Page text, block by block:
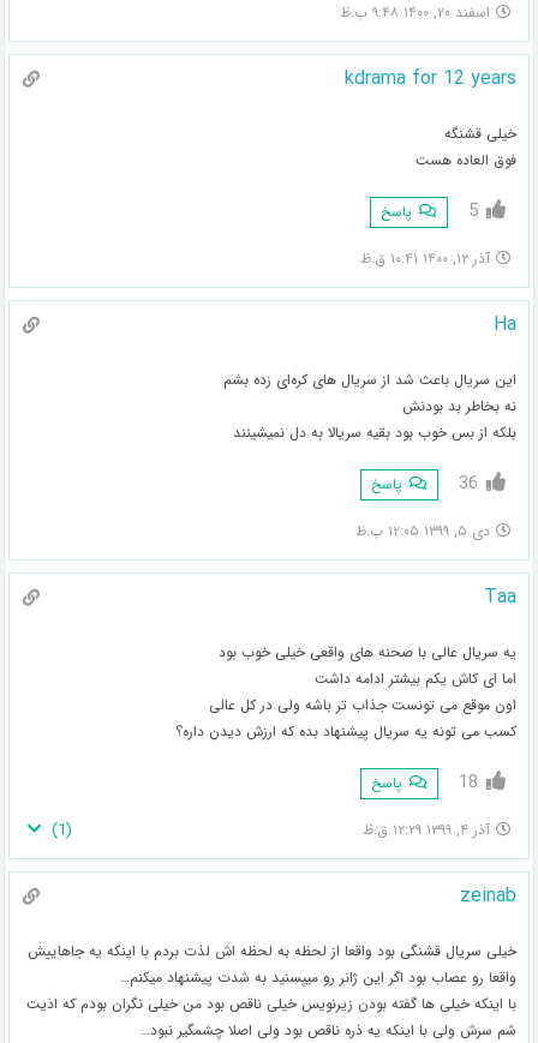
اسفند ۲۰, ۱۴۰۰ ۹:۴۸ ب.ظ
kdrama for 12 years
خیلی قشنگه
فوق العاده هست
5 پاسخ
آذر ۱۲, ۱۴۰۰ ۱۰:۴۱ ق.ظ
Ha
این سریال باعث شد از سریال های کره‌ای زده بشم
نه بخاطر بد بودنش
بلکه از بس خوب بود بقیه سریالا به دل نمیشینند
36 پاسخ
دی ۵, ۱۳۹۹ ۱۲:۰۵ ب.ظ
Taa
یه سریال عالی با صحنه های واقعی خیلی خوب بود
اما ای کاش یکم بیشتر ادامه داشت
اون موقع می تونست جذاب تر باشه ولی در کل عالی
کسب می تونه یه سریال پیشنهاد بده که ارزش دیدن داره؟
18 پاسخ
آذر ۴, ۱۳۹۹ ۱۲:۲۹ ق.ظ (
1
)
zeinab
خیلی سریال قشنگی بود واقعا از لحظه به لحظه اش لذت بردم با اینکه یه جاهاییش
واقعا رو عصاب بود اگر این ژانر رو میپسنید به شدت پیشنهاد میکنم…
با اینکه خیلی ها گفته بودن زیرنویس خیلی ناقص بود من خیلی نگران بودم که اذیت
شم سرش ولی با اینکه یه ذره ناقص بود ولی اصلا چشمگیر نبود…